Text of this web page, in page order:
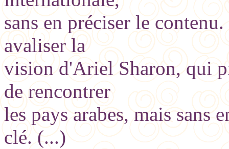
sans en préciser le
avaliser la
vision d'Ariel Sharon, qui
de rencontrer
les pays arabes, mais sans
clé. (...)